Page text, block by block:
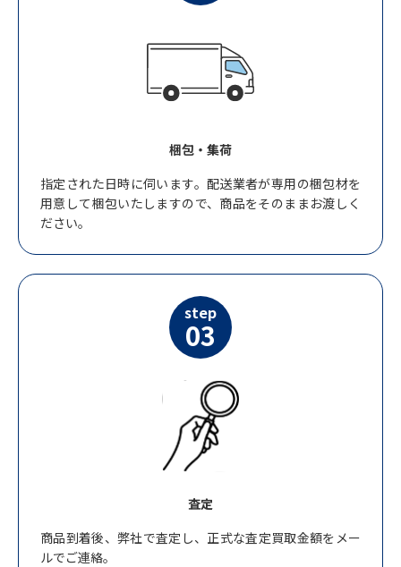
梱包・集荷
指定された日時に伺います。配送業者が専用の梱包材を
用意して梱包いたしますので、商品をそのままお渡しく
ださい。
step
03
査定
商品到着後、弊社で査定し、正式な査定買取金額をメー
ルでご連絡。